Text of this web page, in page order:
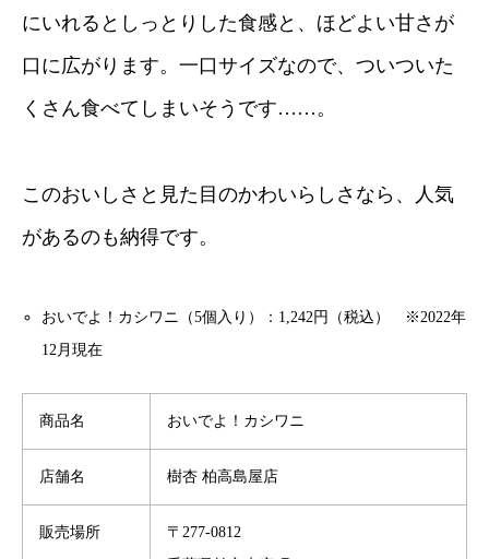
にいれるとしっとりした食感と、ほどよい甘さが
口に広がります。一口サイズなので、ついついた
くさん食べてしまいそうです……。
このおいしさと見た目のかわいらしさなら、人気
があるのも納得です。
おいでよ！カシワニ（5個入り）：1,242円（税込） ※2022年
12月現在
商品名 おいでよ！カシワニ
店舗名 樹杏 柏高島屋店
販売場所
〒277-0812